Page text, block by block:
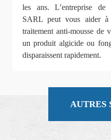
les ans. L’entreprise de
SARL peut vous aider
traitement anti-mousse de
un produit algicide ou
disparaissent rapidement.
AUTRES